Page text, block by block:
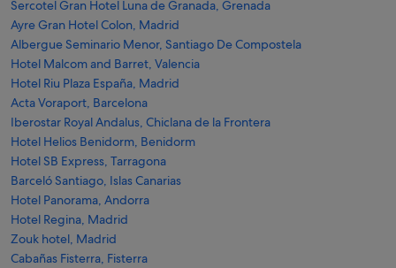
Sercotel Gran Hotel Luna de Granada, Grenada
Ayre Gran Hotel Colon, Madrid
Albergue Seminario Menor, Santiago De Compostela
Hotel Malcom and Barret, Valencia
Hotel Riu Plaza España, Madrid
Acta Voraport, Barcelona
Iberostar Royal Andalus, Chiclana de la Frontera
Hotel Helios Benidorm, Benidorm
Hotel SB Express, Tarragona
Barceló Santiago, Islas Canarias
Hotel Panorama, Andorra
Hotel Regina, Madrid
Zouk hotel, Madrid
Cabañas Fisterra, Fisterra